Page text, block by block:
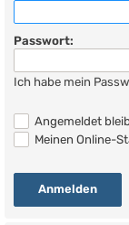
Passwort:
Ich habe mein
Angemeldet
Meinen Online-